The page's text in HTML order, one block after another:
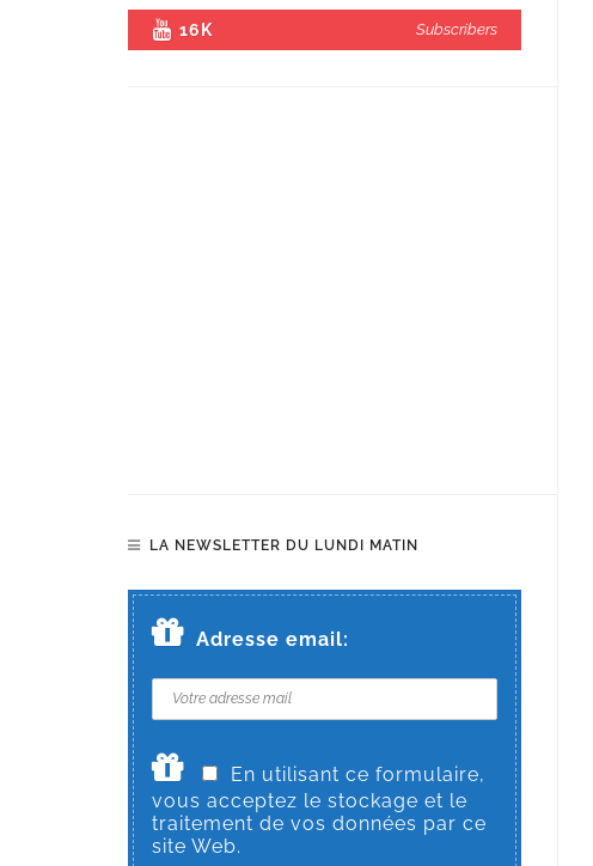
16K Subscribers
LA NEWSLETTER DU LUNDI MATIN
Adresse email:
En utilisant ce formulaire,
vous acceptez le stockage et le
traitement de vos données par ce
site Web.